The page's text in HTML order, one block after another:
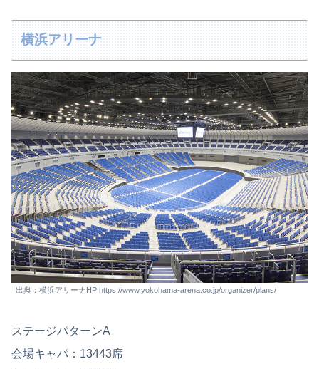
横浜アリーナ
出典：横浜アリーナHP https://www.yokohama-arena.co.jp/organizer/plans/
ステージパターンA
会場キャパ：13443席